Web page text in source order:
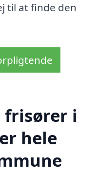
til at finde den
frisører i
hele